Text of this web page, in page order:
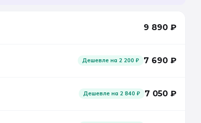
9 890 ₽
Дешевле на 2 200 ₽ 7 690 ₽
Дешевле на 2 840 ₽ 7 050 ₽